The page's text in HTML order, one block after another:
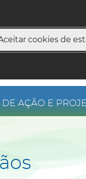
cookies de
DE AÇÃO E